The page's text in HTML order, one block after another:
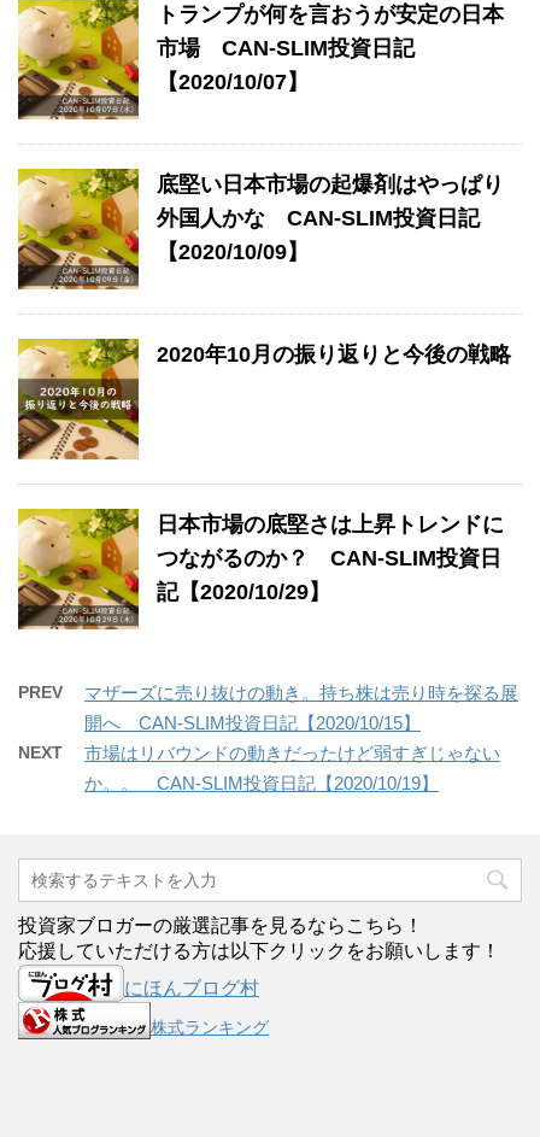
トランプが何を言おうが安定の日本
市場 CAN-SLIM投資日記
【2020/10/07】
底堅い日本市場の起爆剤はやっぱり
外国人かな CAN-SLIM投資日記
【2020/10/09】
2020年10月の振り返りと今後の戦略
日本市場の底堅さは上昇トレンドに
つながるのか？ CAN-SLIM投資日
記【2020/10/29】
PREV
マザーズに売り抜けの動き。持ち株は売り時を探る展
開へ CAN-SLIM投資日記【2020/10/15】
NEXT
市場はリバウンドの動きだったけど弱すぎじゃない
か。。 CAN-SLIM投資日記【2020/10/19】
投資家ブロガーの厳選記事を見るならこちら！
応援していただける方は以下クリックをお願いします！
にほんブログ村
株式ランキング